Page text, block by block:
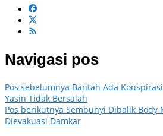
Navigasi pos
Pos sebelumnya Bantah Ada
Yasin Tidak Bersalah
Pos berikutnya Sembunyi Dibalik Body
Dievakuasi Damkar